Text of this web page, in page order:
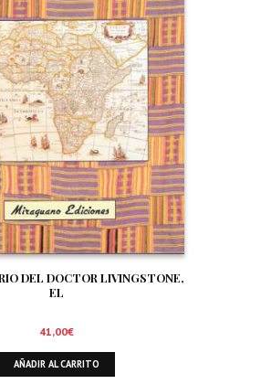
DEL DOCTOR LIVINGSTONE,
EL
41,00€
AÑADIR AL CARRITO